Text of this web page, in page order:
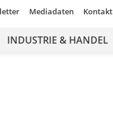
Mediadaten Kontakt
INDUSTRIE & HANDEL